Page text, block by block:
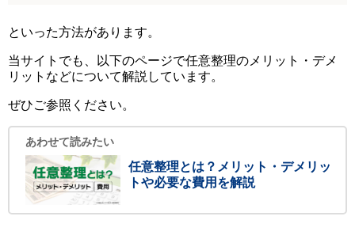
といった方法があります。
当サイトでも、以下のページで任意整理のメリット・デメ
リットなどについて解説しています。
ぜひご参照ください。
あわせて読みたい
任意整理とは？メリット・デメリッ
トや必要な費用を解説